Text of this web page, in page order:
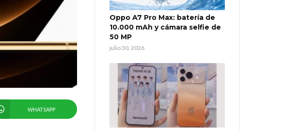
WHATSAPP
Oppo A7 Pro Max: batería de
10.000 mAh y cámara selfie de
50 MP
julio 30, 2026